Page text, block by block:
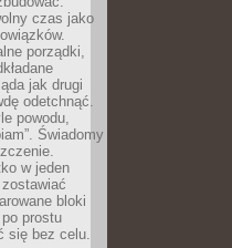
czas jako
porządki,
jak drugi
odetchnąć.
powodu,
Świadomy
w jeden
bloki
prostu
się bez celu.